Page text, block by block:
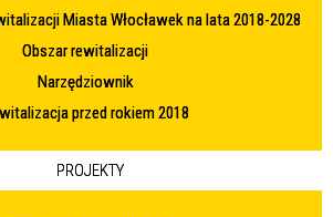
Miasta Włocławek na lata 2018-2028
Obszar rewitalizacji
Narzędziownik
przed rokiem 2018
PROJEKTY